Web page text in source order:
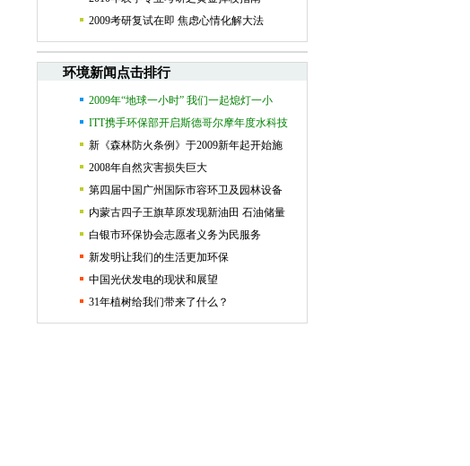
2009考研复试在即 焦虑心情化解大法
环境新闻点击排行
2009年“地球一小时” 我们一起熄灯一小
ITT携手环保部开启斯德哥尔摩年度水科技
新《森林防火条例》于2009新年起开始施
2008年自然灾害损失巨大
第四届中国广州国际市容环卫及园林设备
内蒙古四子王旗草原发现新油田 石油储量
白银市环保协会志愿者义务为民服务
新发明让我们的生活更加环保
中国光伏发电的现状和展望
31年植树给我们带来了什么？